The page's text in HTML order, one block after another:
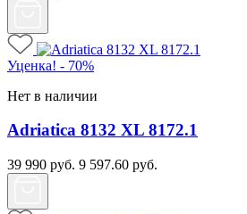
Уценка! - 70%
Нет в наличии
Adriatica 8132 XL 8172.1
39 990 руб. 9 597.60 руб.